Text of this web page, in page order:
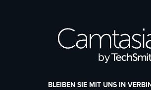
BLEIBEN SIE MIT UNS IN